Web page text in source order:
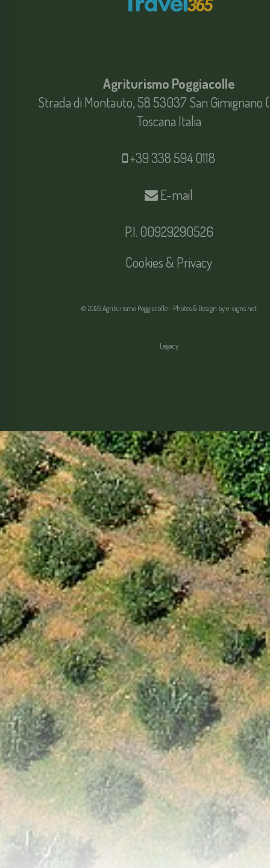
Agriturismo Poggiacolle
Strada di Montauto, 58 53037 San Gimignano
Toscana Italia
+39 338 594 0118
E-mail
P.I. 00929290526
Cookies & Privacy
© 2023 Agriturismo Poggiacolle - Photos & Design bye-signs.net
Legacy